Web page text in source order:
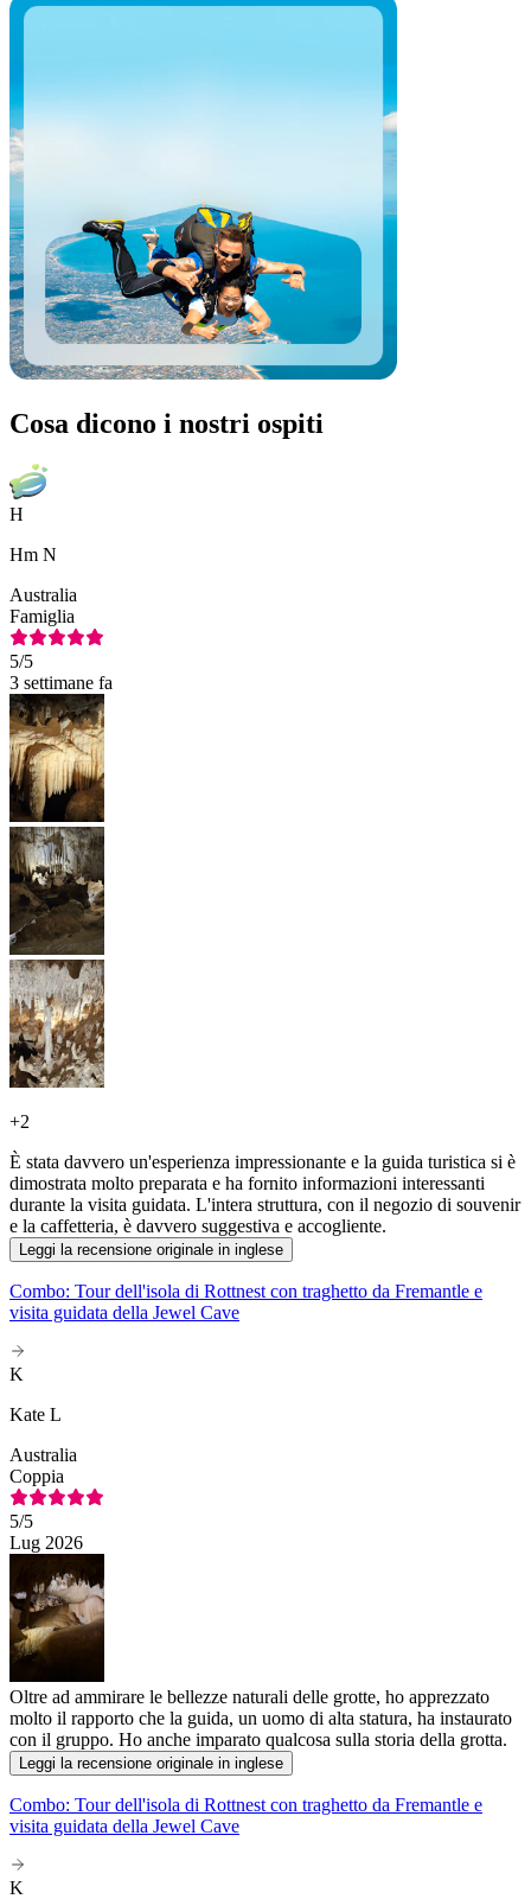
Cosa dicono i nostri ospiti
H
Hm N
Australia
Famiglia
5/5
3 settimane fa
+2
È stata davvero un'esperienza impressionante e la guida turistica si è
dimostrata molto preparata e ha fornito informazioni interessanti
durante la visita guidata. L'intera struttura, con il negozio di souvenir
e la caffetteria, è davvero suggestiva e accogliente.
Leggi la recensione originale in inglese
Combo: Tour dell'isola di Rottnest con traghetto da Fremantle e
visita guidata della Jewel Cave
K
Kate L
Australia
Coppia
5/5
Lug 2026
Oltre ad ammirare le bellezze naturali delle grotte, ho apprezzato
molto il rapporto che la guida, un uomo di alta statura, ha instaurato
con il gruppo. Ho anche imparato qualcosa sulla storia della grotta.
Leggi la recensione originale in inglese
Combo: Tour dell'isola di Rottnest con traghetto da Fremantle e
visita guidata della Jewel Cave
K